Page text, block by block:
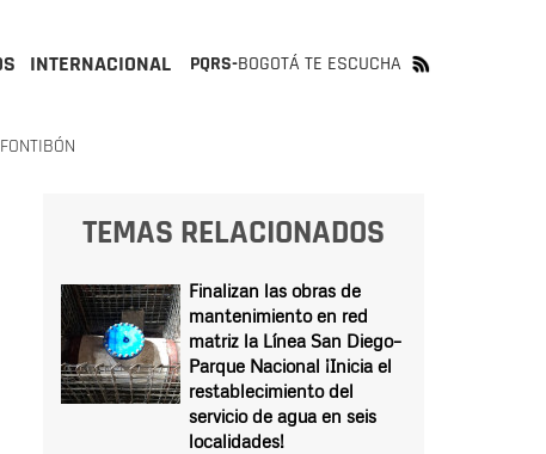
INTERNACIONAL PQRS-BOGOTÁ TE ESCUCHA
TEMAS RELACIONADOS
Finalizan las obras de
mantenimiento en red
matriz la Línea San Diego–
Parque Nacional ¡Inicia el
restablecimiento del
servicio de agua en seis
localidades!